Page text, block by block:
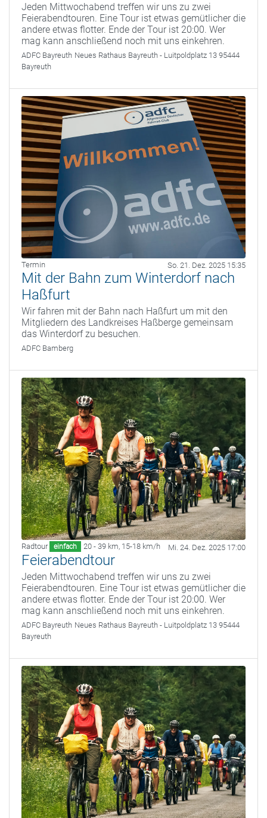
Jeden Mittwochabend treffen wir uns zu zwei
Feierabendtouren. Eine Tour ist etwas gemütlicher die
andere etwas flotter. Ende der Tour ist 20:00. Wer
mag kann anschließend noch mit uns einkehren.
ADFC Bayreuth Neues Rathaus Bayreuth - Luitpoldplatz 13 95444
Bayreuth
Termin So. 21. Dez. 2025 15:35
Mit der Bahn zum Winterdorf nach
Haßfurt
Wir fahren mit der Bahn nach Haßfurt um mit den
Mitgliedern des Landkreises Haßberge gemeinsam
das Winterdorf zu besuchen.
ADFC Bamberg
Radtour einfach 20 - 39 km, 15-18 km/h Mi. 24. Dez. 2025 17:00
Feierabendtour
Jeden Mittwochabend treffen wir uns zu zwei
Feierabendtouren. Eine Tour ist etwas gemütlicher die
andere etwas flotter. Ende der Tour ist 20:00. Wer
mag kann anschließend noch mit uns einkehren.
ADFC Bayreuth Neues Rathaus Bayreuth - Luitpoldplatz 13 95444
Bayreuth